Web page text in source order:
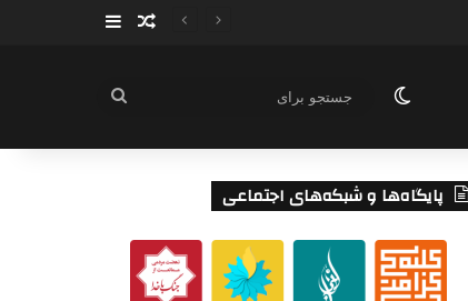
نوشته تصادفی
سایدبار
تغییر پوسته
جستجو
پایگاه‌ها و شبکه‌های اجتماعی